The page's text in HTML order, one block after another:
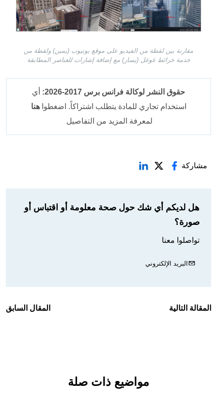
مقارنة بين لقطة من الفيديو على موقع يوتيوب (يمين) ولقطة من
خدمة خرائط غوغل (يسار) مع إضافة إشارات للعناصر المطابقة
حقوق النشر لوكالة فرانس برس 2017-2026:
أي
استخدام تجاري للمادة يتطلب اشتراكاً. اضغطواهنا
لمعرفة المزيد من التفاصيل
مشاركة
هل لديكم أي شك حول صحة معلومة أو اقتباس أو
صورة؟
تواصلوا معنا
البريد الإلكتروني
المقالة التالية المقال السابق
مواضيع ذات صلة